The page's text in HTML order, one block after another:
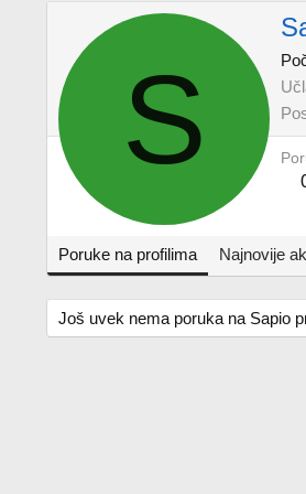
S
Poruke na profilima Najnovije
Još uvek nema poruka na Sapio